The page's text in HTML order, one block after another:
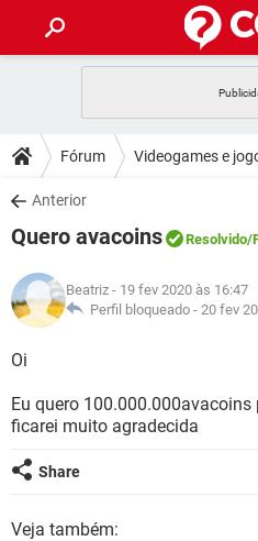
CELULAR
OUTLOOK
INSTAGRAM
GUIA DE COMPRAS
DICAS
JOGOS
INSTAGRAM
GUIA DE COMPRAS
DOWNLOADS
JOGOS
CELULAR
OUTLOOK
INSTAGRAM
FÓRUM
JOGOS
CELULAR
OUTLOOK
INSTAGRAM
GLOSSÁRIO
JOGOS
OUTLOOK
INSTAGRAM
Fórum Videogames e
Anterior
Quero avacoins Resolvido/
Beatriz - 19 fev 2020 às 16:47
Perfil bloqueado - 20 fev
Oi
Eu quero
ficarei muito agradecida
Share
Veja também: